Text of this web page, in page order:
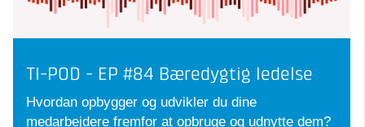
TI-POD - EP #84 Bæredygtig ledelse
Hvordan opbygger og udvikler du dine
medarbejdere fremfor at opbruge og udnytte dem?